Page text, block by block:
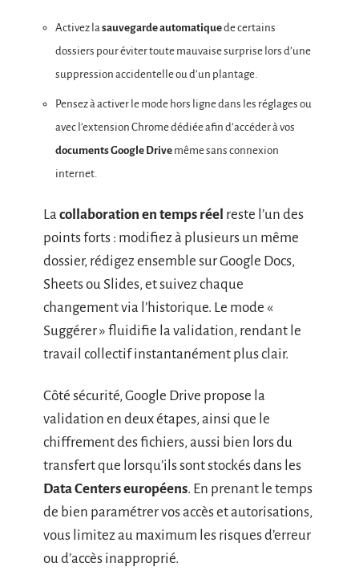
Activez lasauvegarde automatiquede certains
dossiers pour éviter toute mauvaise surprise lors d’une
suppression accidentelle ou d’un plantage.
Pensez à activer le mode hors ligne dans les réglages ou
avec l’extension Chrome dédiée afin d’accéder à vos
documents Google Drive même sans connexion
internet.
La collaboration en temps réel reste l’un des
points forts : modifiez à plusieurs un même
dossier, rédigez ensemble sur Google Docs,
Sheets ou Slides, et suivez chaque
changement via l’historique. Le mode «
Suggérer » fluidifie la validation, rendant le
travail collectif instantanément plus clair.
Côté sécurité, Google Drive propose la
validation en deux étapes, ainsi que le
chiffrement des fichiers, aussi bien lors du
transfert que lorsqu’ils sont stockés dans les
Data Centers européens. En prenant le temps
de bien paramétrer vos accès et autorisations,
vous limitez au maximum les risques d’erreur
ou d’accès inapproprié.